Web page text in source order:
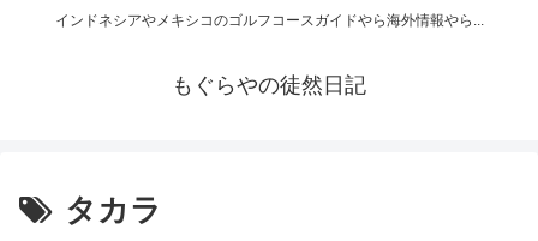
インドネシアやメキシコのゴルフコースガイドやら海外情報やら...
もぐらやの徒然日記
タカラ